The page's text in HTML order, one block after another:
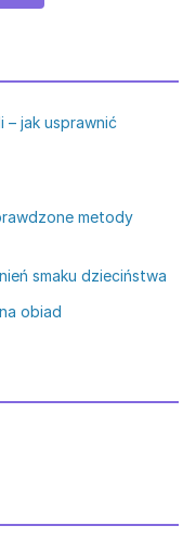
– jak usprawnić
metody
smaku dzieciństwa
obiad